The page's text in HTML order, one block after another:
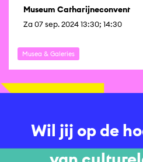
Museum Catharijneconvent
Za 07 sep. 2024 13:30; 14:30
Musea & Galeries
Wil jij op de